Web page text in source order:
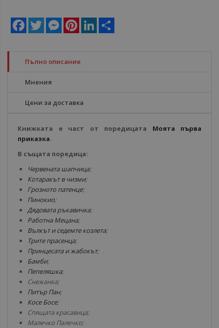
Facebook
Twitter MessengerPinterestLinkedIn
Пълно описание
Мнения
Цени за доставка
Книжката е част от поредицата Моята първа
приказка.
В същата поредица:
Червената шапчица;
Котаракът в чизми;
Грозното патенце;
Пинокио;
Дядовата ръкавичка;
Работна Мецана;
Вълкът и седемте козлета;
Трите прасенца;
Принцесата и жабокът;
Бамби;
Пепеляшка;
Снежанка;
Питър Пан;
Косе Босе;
Спящата красавица;
Малечко Палечко;